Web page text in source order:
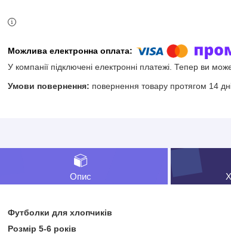
У компанії підключені електронні платежі. Тепер ви
повернення товару протягом 14
Опис
Футболки для хлопчиків
Розмір 5-6 років